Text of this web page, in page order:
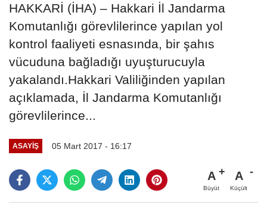
HAKKARİ (İHA) – Hakkari İl Jandarma
Komutanlığı görevlilerince yapılan yol
kontrol faaliyeti esnasında, bir şahıs
vücuduna bağladığı uyuşturucuyla
yakalandı.Hakkari Valiliğinden yapılan
açıklamada, İl Jandarma Komutanlığı
görevlilerince...
ASAYIŞ 05 Mart 2017 - 16:17
A
Büyüt
A
Küçült